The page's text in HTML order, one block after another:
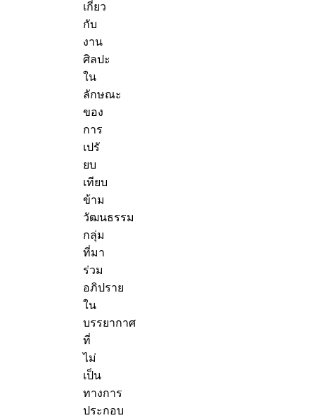
เกี่ยว
กับ
งาน
ศิลปะ
ใน
ลักษณะ
ของ
การ
เปรั
ยบ
เทียบ
ข้าม
วัฒนธรรม
กลุ่ม
ที่มา
ร่วม
อภิปราย
ใน
บรรยากาศ
ที่
ไม่
เป็น
ทางการ
ประกอบ